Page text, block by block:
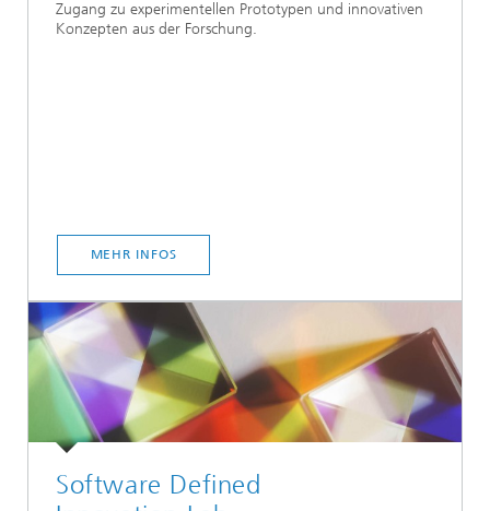
Zugang zu experimentellen Prototypen und innovativen
Konzepten aus der Forschung.
MEHR INFOS
Software Defined